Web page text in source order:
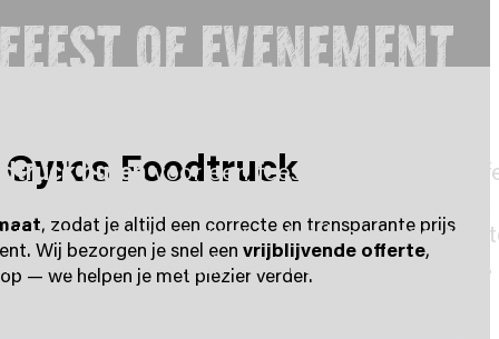
of evenement
hurenvoor een feest, bedrijfs­event,
aan jouw evenement. Van kleine feesten
voor smaak, snelheid entevreden gasten .
Foodtruck
, zodat je altijd een correcte en transparante prijs
Wij bezorgen je snel een vrijblijvende offerte,
— we helpen je met plezier verder.